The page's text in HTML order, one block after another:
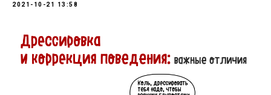
2021-10-21 13:58